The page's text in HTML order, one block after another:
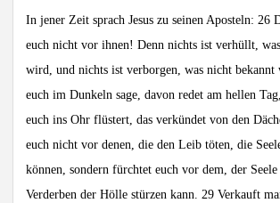
In jener Zeit sprach Jesus zu seinen Aposteln: 26
euch nicht vor ihnen! Denn nichts ist verhüllt,
wird, und nichts ist verborgen, was nicht bekannt
euch im Dunkeln sage, davon redet am hellen
euch ins Ohr flüstert, das verkündet von den
euch nicht vor denen, die den Leib töten, die
können, sondern fürchtet euch vor dem, der
Verderben der Hölle stürzen kann. 29 Verkauft